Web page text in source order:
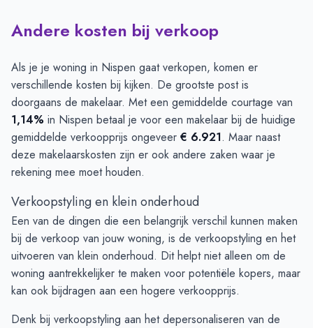
Andere kosten bij verkoop
Als je je woning in Nispen gaat verkopen, komen er
verschillende kosten bij kijken. De grootste post is
doorgaans de makelaar. Met een gemiddelde courtage van
1,14% in Nispen betaal je voor een makelaar bij de huidige
gemiddelde verkoopprijs ongeveer € 6.921. Maar naast
deze makelaarskosten zijn er ook andere zaken waar je
rekening mee moet houden.
Verkoopstyling en klein onderhoud
Een van de dingen die een belangrijk verschil kunnen maken
bij de verkoop van jouw woning, is de verkoopstyling en het
uitvoeren van klein onderhoud. Dit helpt niet alleen om de
woning aantrekkelijker te maken voor potentiële kopers, maar
kan ook bijdragen aan een hogere verkoopprijs.
Denk bij verkoopstyling aan het depersonaliseren van de